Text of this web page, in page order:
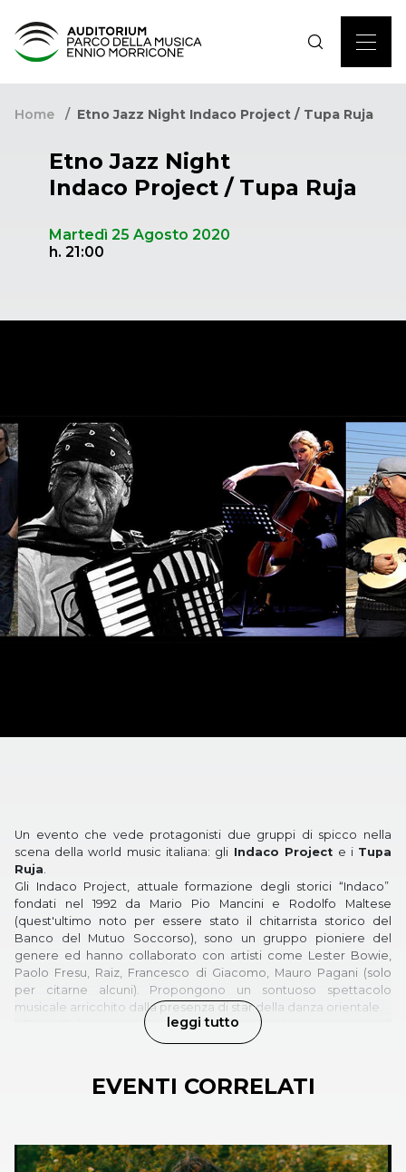
Home Etno Jazz Night Indaco Project / Tupa Ruja
Etno Jazz Night
Indaco Project / Tupa Ruja
Martedì 25 Agosto 2020
h. 21:00
Un evento che vede protagonisti due gruppi di spicco nella
scena della world music italiana: gli Indaco Project e i Tupa
Ruja.
Gli Indaco Project, attuale formazione degli storici “Indaco”
fondati nel 1992 da Mario Pio Mancini e Rodolfo Maltese
(quest'ultimo noto per essere stato il chitarrista storico del
Banco del Mutuo Soccorso), sono un gruppo pioniere del
genere ed hanno collaborato con artisti come Lester Bowie,
Paolo Fresu, Raiz, Francesco di Giacomo, Mauro Pagani (solo
per citarne alcuni). Propongono un sontuoso spettacolo
musicale arricchito dalla presenza di star della danza orientale.
presentano un vero e proprio “viaggio nei suoni”
che attraversa tempi e culture e che fa incontrare strumenti
didgeridoo, (lo strumento tradizionale aborigeno australiano).
Il tutto si fonde con molteplici espressioni della voce,
dialetti lontani attraverso i suoni più moderni del pianoforte fino
a sposarsi con sonorità elettroniche contemporanee.
leggi tutto
EVENTI CORRELATI